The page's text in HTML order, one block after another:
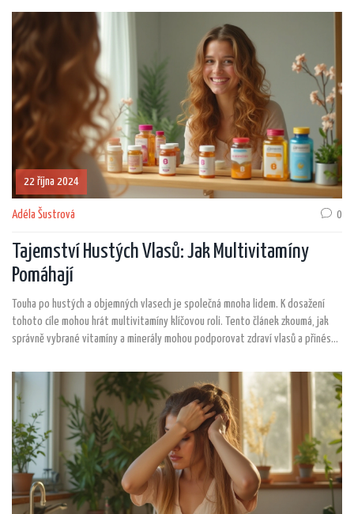
vám pomohou pochopit, proč byste měli zvážit jeho použití pro zdravější vlasy.
22 října 2024
Adéla Šustrová 0
Tajemství Hustých Vlasů: Jak Multivitamíny
Pomáhají
Touha po hustých a objemných vlasech je společná mnoha lidem. K dosažení
tohoto cíle mohou hrát multivitamíny klíčovou roli. Tento článek zkoumá, jak
správně vybrané vitamíny a minerály mohou podporovat zdraví vlasů a přinést
B, které mohou výrazně přispět ke zlepšení stavu vašich vlasů.